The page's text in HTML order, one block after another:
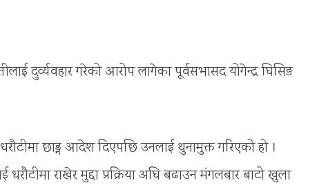
दुर्व्यवहार गरेको आरोप लागेका पूर्वसभासद योगेन्द्र घिसिङ
छाड्न आदेश दिएपछि उनलाई थुनामुक्त गरिएको हो ।
राखेर मुद्दा प्रक्रिया अघि बढाउन मंगलबार बाटो खुला